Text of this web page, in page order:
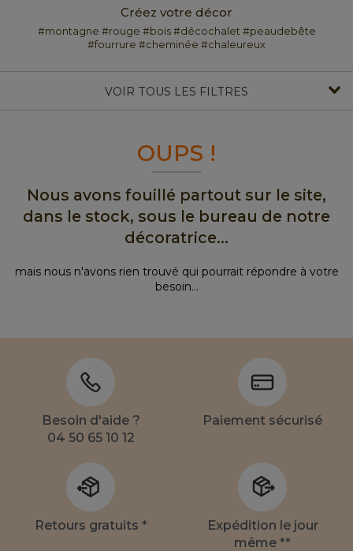
Créez votre décor
#montagne #rouge #bois #décochalet #peaudebête
#fourrure #cheminée #chaleureux
VOIR TOUS LES FILTRES
OUPS !
Nous avons fouillé partout sur le site,
dans le stock, sous le bureau de notre
décoratrice...
mais nous n'avons rien trouvé qui pourrait répondre à votre
besoin...
Besoin d'aide ?
04 50 65 10 12
Paiement sécurisé
Retours gratuits *
Expédition le jour
même **